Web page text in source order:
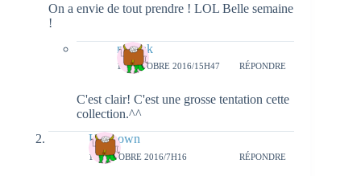
On a envie de tout prendre ! LOL Belle semaine
!
natieak
18 OCTOBRE 2016/15H47 RÉPONDRE
C'est clair! C'est une grosse tentation cette
collection.^^
Unknown
17 OCTOBRE 2016/7H16 RÉPONDRE